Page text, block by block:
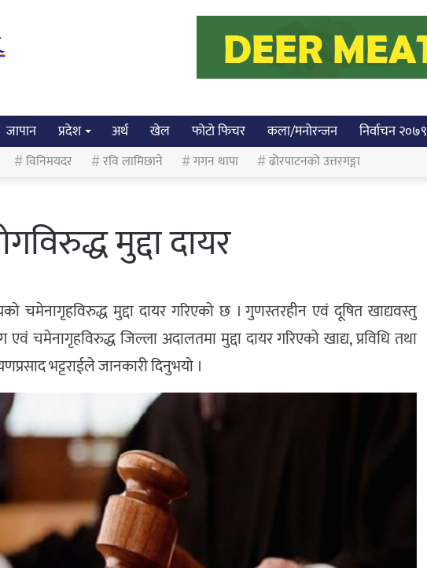
जापान प्रदेश अर्थ खेल फोटो फिचर कला/मनोरन्जन निर्वाचन २०७९
विनिमयदर रवि लामिछाने गगन थापा ढोरपाटनको उत्तरगङ्गा
मुद्दा दायर
चमेनागृहविरुद्ध मुद्दा दायर गरिएको छ । गुणस्तरहीन एवं दूषित खाद्यवस्तु
एवं चमेनागृहविरुद्ध जिल्ला अदालतमा मुद्दा दायर गरिएको खाद्य, प्रविधि तथा
भट्टराईले जानकारी दिनुभयो ।